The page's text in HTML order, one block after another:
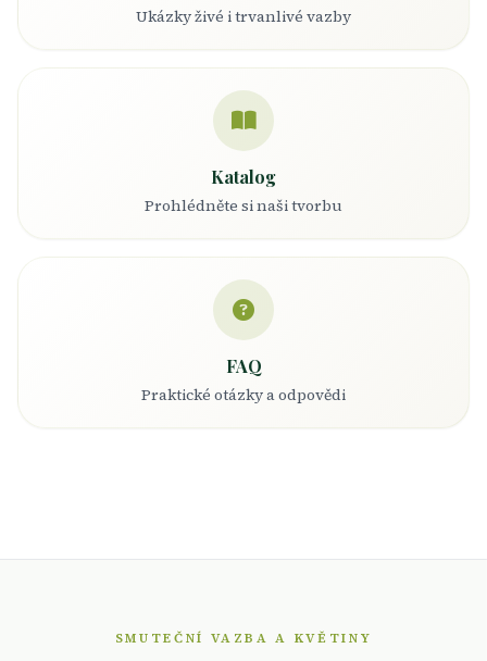
Ukázky živé i trvanlivé vazby
Katalog
Prohlédněte si naši tvorbu
FAQ
Praktické otázky a odpovědi
SMUTEČNÍ VAZBA A KVĚTINY